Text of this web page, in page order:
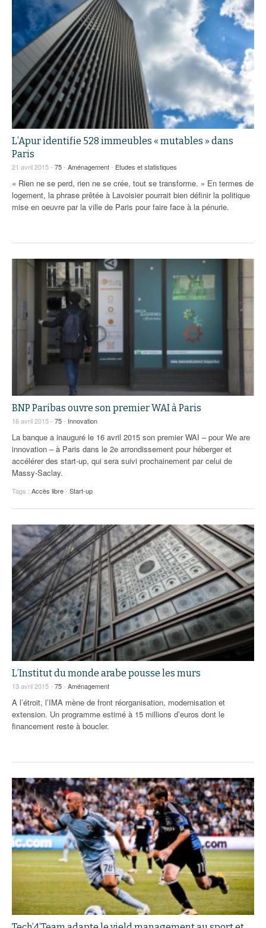
L’Apur identifie 528 immeubles « mutables » dans
Paris
21 avril 2015 - 75- Aménagement- Etudes et statistiques
« Rien ne se perd, rien ne se crée, tout se transforme. » En termes de
logement, la phrase prêtée à Lavoisier pourrait bien définir la politique
mise en oeuvre par la ville de Paris pour faire face à la pénurie.
BNP Paribas ouvre son premier WAI à Paris
16 avril 2015 - 75- Innovation
La banque a inauguré le 16 avril 2015 son premier WAI – pour We are
innovation – à Paris dans le 2e arrondissement pour héberger et
accélérer des start-up, qui sera suivi prochainement par celui de
Massy-Saclay.
Tags : Accès libre- Start-up
L’Institut du monde arabe pousse les murs
13 avril 2015 - 75- Aménagement
A l’étroit, l’IMA mène de front réorganisation, modernisation et
extension. Un programme estimé à 15 millions d’euros dont le
financement reste à boucler.